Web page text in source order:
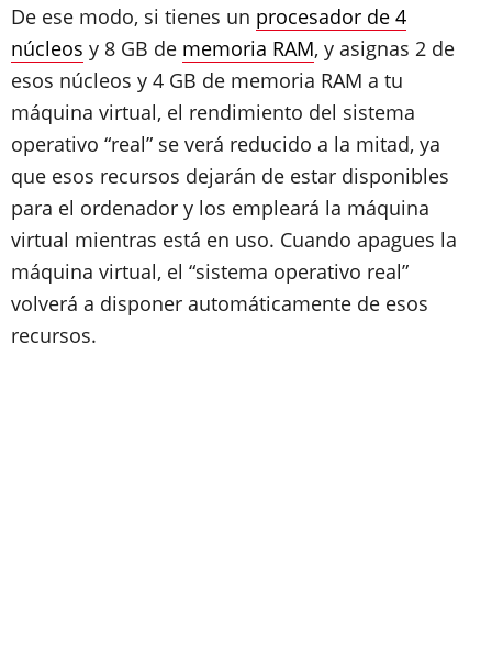
De ese modo, si tienes un procesador de 4
núcleos y 8 GB de memoria RAM, y asignas 2 de
esos núcleos y 4 GB de memoria RAM a tu
máquina virtual, el rendimiento del sistema
operativo “real” se verá reducido a la mitad, ya
que esos recursos dejarán de estar disponibles
para el ordenador y los empleará la máquina
virtual mientras está en uso. Cuando apagues la
máquina virtual, el “sistema operativo real”
volverá a disponer automáticamente de esos
recursos.